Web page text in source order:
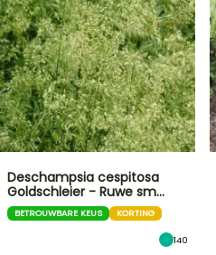
Deschampsia cespitosa
Goldschleier - Ruwe sm…
BETROUWBARE KEUS KORTING
140